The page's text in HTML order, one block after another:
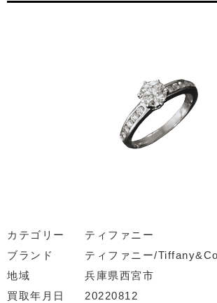
カテゴリー
ティファニー
ブランド
ティファニー/
地域
兵庫県西宮市
買取年月日
20220812